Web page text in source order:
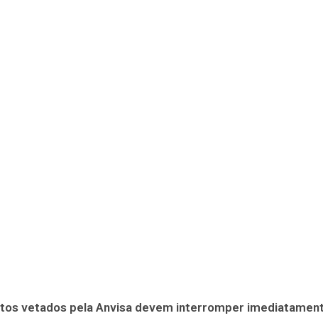
vetados pela Anvisa devem interromper